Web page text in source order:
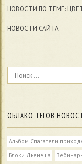
НОВОСТИ ПО ТЕМЕ:
НОВОСТИ САЙТА
ОБЛАКО ТЕГОВ
Альбом Спасатели
Блоки Дьенеша